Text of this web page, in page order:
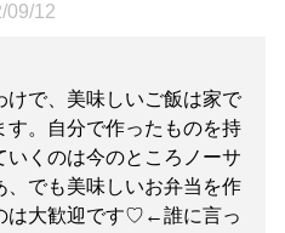
09/12
で、美味しいご飯は家で
す。自分で作ったものを持
いくのは今のところノーサ
、でも美味しいお弁当を作
は大歓迎です♡←誰に言っ